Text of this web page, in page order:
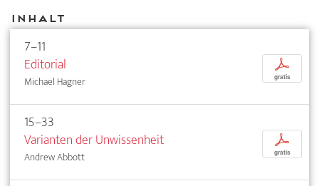
Inhalt
7–11
Editorial
Michael Hagner
p
gratis
15–33
Varianten der Unwissenheit
Andrew Abbott
p
gratis